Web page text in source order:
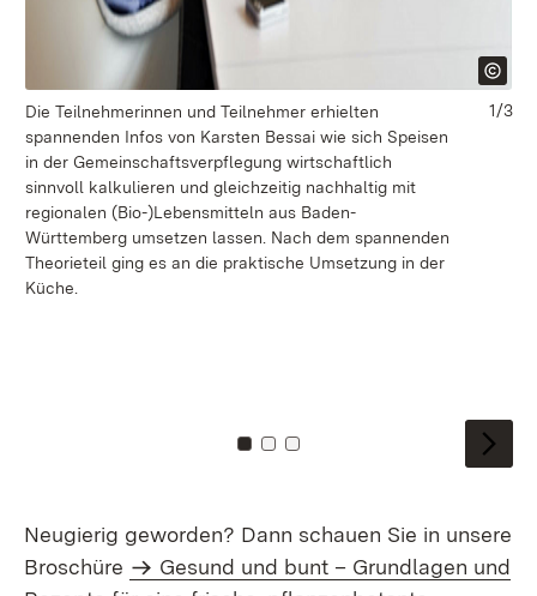
Die Teilnehmerinnen und Teilnehmer erhielten
spannenden Infos von Karsten Bessai wie sich Speisen
in der Gemeinschaftsverpflegung wirtschaftlich
sinnvoll kalkulieren und gleichzeitig nachhaltig mit
regionalen (Bio-)Lebensmitteln aus Baden-
Württemberg umsetzen lassen. Nach dem spannenden
Theorieteil ging es an die praktische Umsetzung in der
Küche.
Zu Kachel: 0
Zu Kachel: 1
Zu Kachel: 2
1/3
Neugierig geworden? Dann schauen Sie in unsere
Broschüre
Gesund und bunt – Grundlagen und